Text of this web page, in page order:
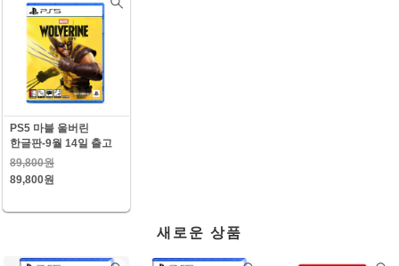
PS5 마블 울버린
한글판-9월 14일 출고
89,800원
89,800원
새로운 상품